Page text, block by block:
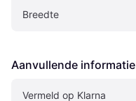
Breedte
Aanvullende informatie
Vermeld op Klarna